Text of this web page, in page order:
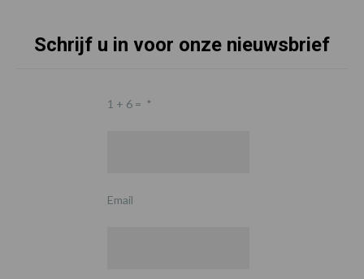
Schrijf u in voor onze nieuwsbrief
1 + 6 = *
Email